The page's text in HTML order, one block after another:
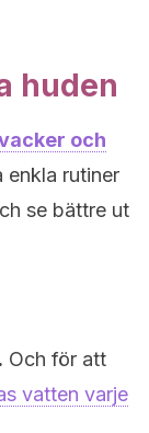
huden
och
enkla rutiner
se bättre ut
Och för att
vatten varje